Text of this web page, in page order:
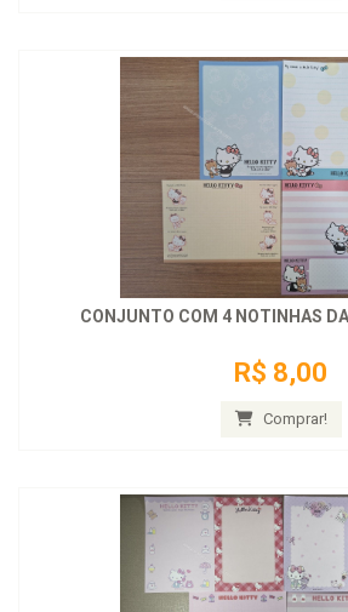
CONJUNTO COM 4 NOTINHAS
R$ 8,00
Comprar!